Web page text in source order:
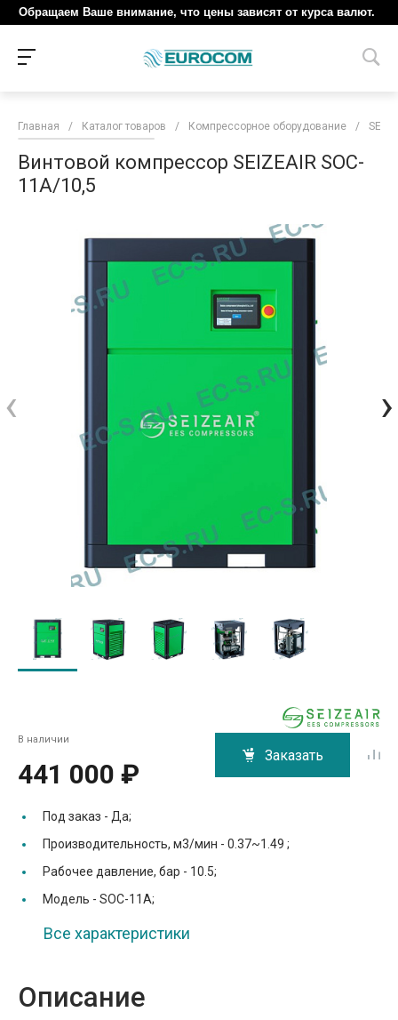
Обращаем Ваше внимание, что цены зависят от курса валют.
Главная / Каталог товаров / Компрессорное оборудование /
Винтовой компрессор SEIZEAIR SOC-
11A/10,5
‹ ›
В наличии
441 000 ₽
Заказать
Под заказ - Да;
Производительность, м3/мин - 0.37~1.49 ;
Рабочее давление, бар - 10.5;
Модель - SOC-11A;
Все характеристики
Описание